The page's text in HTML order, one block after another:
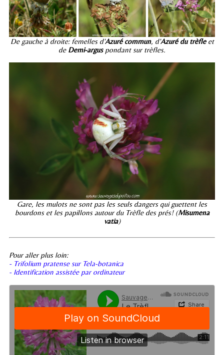
De gauche à droite: femelles d'Azuré commun, d'Azuré du trèfleet
de Demi-arguspondant sur trèfles.
Gare, les mulots ne sont pas les seuls dangers qui guettent les
bourdons et les papillons autour du Trèfle des prés! (Misumena
vatia)
Pour aller plus loin:
- Trifolium pratense sur Tela-botanica
- Identification assistée par ordinateur